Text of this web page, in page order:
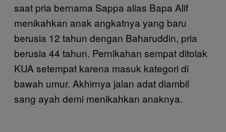
saat pria bernama Sappa alias Bapa Alif
menikahkan anak angkatnya yang baru
berusia 12 tahun dengan Baharuddin, pria
berusia 44 tahun. Pernikahan sempat ditolak
KUA setempat karena masuk kategori di
bawah umur. Akhirnya jalan adat diambil
sang ayah demi menikahkan anaknya.